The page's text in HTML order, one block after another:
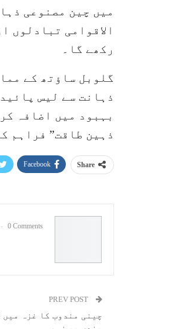
میں چین مصنوعی
الاقوامی تبادلوں
رکھے گا۔
گلوبل ساؤتھ کے
ذہانت سے لیس
بہبود میں اضافہ
ذہین طاقت” فراہم
Share
Facebook
0 Comments
چینی مندوب کا غزہ